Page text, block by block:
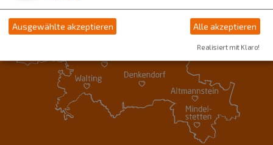
Ausgewählte akzeptieren Alle akzeptieren
Realisiert mit Klaro!